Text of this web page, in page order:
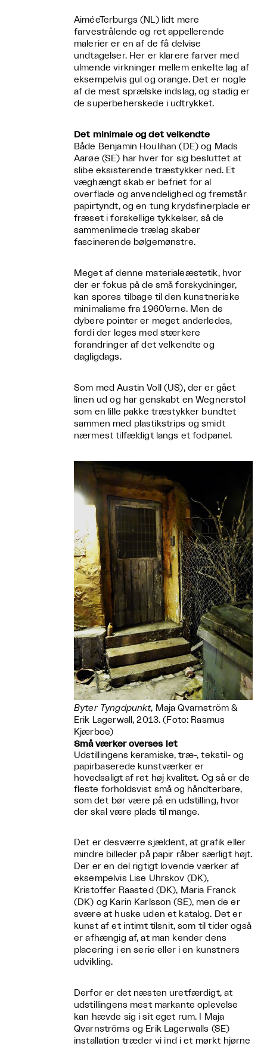
AiméeTerburgs (NL) lidt mere
farvestrålende og ret appellerende
malerier er en af de få delvise
undtagelser. Her er klarere farver med
u lmende virkninger mellem enkelte lag af
eksempelvis gul og orange. Det er nogle
af de mest sprælske indslag, og stadig er
de superbeherskede i udtrykket.
Det minimale og det velkendte
Både Benjamin Houlihan (DE) og Mads
Aarøe (SE) har hver for sig besluttet at
slibe eksisterende træstykker ned. Et
væghængt skab er befriet for al
overflade og anvendelighed og fremstår
papirtyndt, og en tung krydsfinerplade er
fræset i forskellige tykkelser, så de
sammenlimede trælag skaber
fascinerende bølgemønstre.
Meget af denne materialeæstetik, hvor
der er fokus på de små forskydninger,
kan spores tilbage til den kunstneriske
minimalisme fra 1960’erne. Men de
dybere pointer er meget anderledes,
fordi der leges med stærkere
forandringer af det velkendte og
dagligdags.
Som med Austin Voll (US), der er gået
linen ud og har genskabt en Wegnerstol
som en lille pakke træstykker bundtet
sammen med plastikstrips og smidt
nærmest tilfældigt langs et fodpanel.
Byter Tyngdpunkt, Maja Qvarnström &
Erik Lagerwall, 2013. (Foto: Rasmus
Kjærboe)
Små værker overses let
Udstillingens keramiske, træ-, tekstil- og
papirbaserede kunstværker er
hovedsaligt af ret høj kvalitet. Og så er de
fleste forholdsvist små og håndterbare,
som det bør være på en udstilling, hvor
der skal være plads til mange.
Det er desværre sjældent, at grafik eller
mindre billeder på papir råber særligt højt.
Der er en del rigtigt lovende værker af
eksempelvis Lise Uhrskov (DK),
Kristoffer Raasted (DK), Maria Franck
(DK) og Karin Karlsson (SE), men de er
svære at huske uden et katalog. Det er
kunst af et intimt tilsnit, som til tider også
er afhængig af, at man kender dens
placering i en serie eller i en kunstners
udvikling.
Derfor er det næsten uretfærdigt, at
udstillingens mest markante oplevelse
kan hævde sig i sit eget rum. I Maja
Qvarnströms og Erik Lagerwalls (SE)
installation træder vi ind i et mørkt hjørne